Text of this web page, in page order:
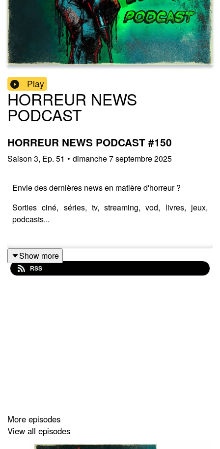
Play
HORREUR NEWS
PODCAST
HORREUR NEWS PODCAST #150
Saison 3, Ep. 51 • dimanche 7 septembre 2025
Envie des dernières news en matière d'horreur ?
Sorties ciné, séries, tv, streaming, vod, livres, jeux,
podcasts...
Instagram : horreurnewspodcast
Facebook : Horreur News
Show more
RSS
More episodes
View all episodes